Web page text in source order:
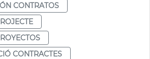
CONTRATOS
CONTRACTES